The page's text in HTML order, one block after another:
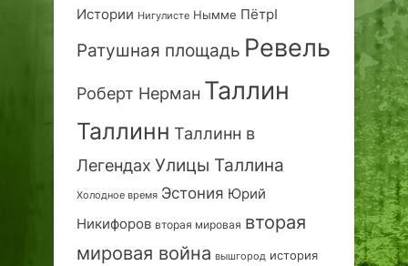
Истории Нигулисте Нымме ПётрI
Ратушная площадь Ревель
Роберт Нерман Таллин
Таллинн Таллинн в
Легендах Улицы Таллина
Холодное время Эстония Юрий
Никифоров вторая мировая вторая
мировая война вышгород история